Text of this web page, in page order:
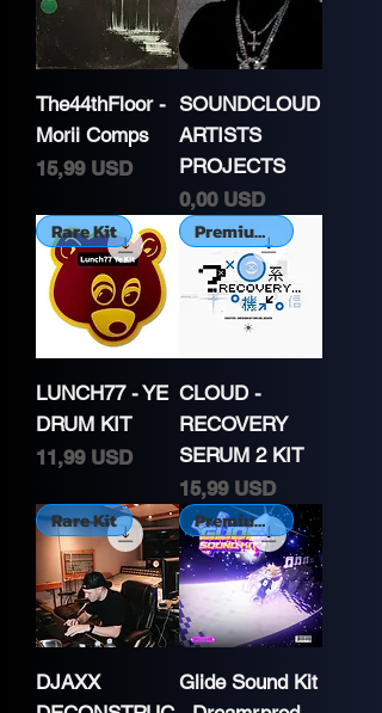
The44thFloor -
Morii Comps
Cena
15,99 USD
SOUNDCLOUD
ARTISTS
PROJECTS
Cena
0,00 USD
Rare Kit
LUNCH77 - YE
DRUM KIT
Cena
11,99 USD
Premium Kit
CLOUD -
RECOVERY
SERUM 2 KIT
Cena
15,99 USD
Rare Kit
DJAXX
Premium Kit
Glide Sound Kit